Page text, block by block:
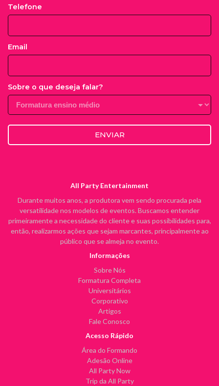
Telefone
Email
Sobre o que deseja falar?
ENVIAR
All Party Entertainment
Durante muitos anos, a produtora vem sendo procurada pela
versatilidade nos modelos de eventos. Buscamos entender
primeiramente a necessidade do cliente e suas possibilidades para,
então, realizarmos ações que sejam marcantes, principalmente ao
público que se almeja no evento.
Informações
Sobre Nós
Formatura Completa
Universitários
Corporativo
Artigos
Fale Conosco
Acesso Rápido
Área do Formando
Adesão Online
All Party Now
Trip da All Party